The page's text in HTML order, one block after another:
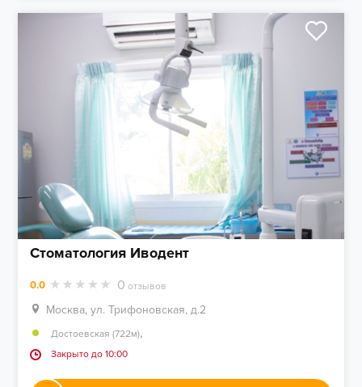
Стоматология Иводент
0.0 0 отзывов
Москва, ул. Трифоновская, д.2
Достоевская (722м),
Закрыто до 10:00